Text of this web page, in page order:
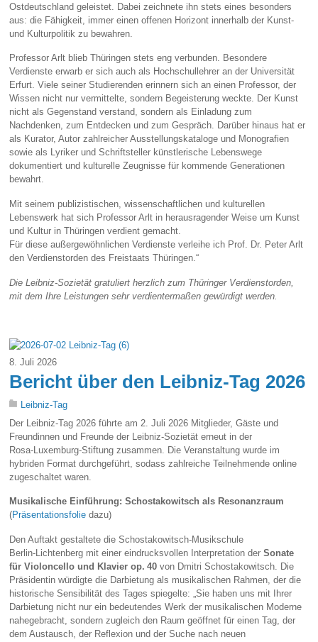
Ostdeutschland geleistet. Dabei zeichnete ihn stets eines besonders
aus: die Fähigkeit, immer einen offenen Horizont innerhalb der Kunst-
und Kulturpolitik zu bewahren.
Professor Arlt blieb Thüringen stets eng verbunden. Besondere
Verdienste erwarb er sich auch als Hochschullehrer an der Universität
Erfurt. Viele seiner Studierenden erinnern sich an einen Professor, der
Wissen nicht nur vermittelte, sondern Begeisterung weckte. Der Kunst
nicht als Gegenstand verstand, sondern als Einladung zum
Nachdenken, zum Entdecken und zum Gespräch. Darüber hinaus hat er
als Kurator, Autor zahlreicher Ausstellungskataloge und Monografien
sowie als Lyriker und Schriftsteller künstlerische Lebenswege
dokumentiert und kulturelle Zeugnisse für kommende Generationen
bewahrt.
Mit seinem publizistischen, wissenschaftlichen und kulturellen
Lebenswerk hat sich Professor Arlt in herausragender Weise um Kunst
und Kultur in Thüringen verdient gemacht.
Für diese außergewöhnlichen Verdienste verleihe ich Prof. Dr. Peter Arlt
den Verdienstorden des Freistaats Thüringen.“
Die Leibniz-Sozietät gratuliert herzlich zum Thüringer Verdienstorden,
mit dem Ihre Leistungen sehr verdientermaßen gewürdigt werden.
8. Juli 2026
Bericht über den Leibniz‑Tag 2026
Leibniz-Tag
Der Leibniz‑Tag 2026 führte am 2. Juli 2026 Mitglieder, Gäste und
Freundinnen und Freunde der Leibniz‑Sozietät erneut in der
Rosa‑Luxemburg‑Stiftung zusammen. Die Veranstaltung wurde im
hybriden Format durchgeführt, sodass zahlreiche Teilnehmende online
zugeschaltet waren.
Musikalische Einführung: Schostakowitsch als Resonanzraum
(Präsentationsfolie dazu)
Den Auftakt gestaltete die Schostakowitsch‑Musikschule
Berlin‑Lichtenberg mit einer eindrucksvollen Interpretation derSonate
für Violoncello und Klavier op. 40 von Dmitri Schostakowitsch. Die
Präsidentin würdigte die Darbietung als musikalischen Rahmen, der die
historische Sensibilität des Tages spiegelte: „Sie haben uns mit Ihrer
Darbietung nicht nur ein bedeutendes Werk der musikalischen Moderne
nahegebracht, sondern zugleich den Raum geöffnet für einen Tag, der
dem Austausch, der Reflexion und der Suche nach neuen